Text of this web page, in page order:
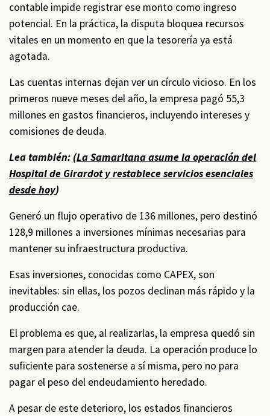
contable impide registrar ese monto como ingreso
potencial. En la práctica, la disputa bloquea recursos
vitales en un momento en que la tesorería ya está
agotada.
Las cuentas internas dejan ver un círculo vicioso. En los
primeros nueve meses del año, la empresa pagó 55,3
millones en gastos financieros, incluyendo intereses y
comisiones de deuda.
Lea también: (La Samaritana asume la operación del
Hospital de Girardot y restablece servicios esenciales
desde hoy)
Generó un flujo operativo de 136 millones, pero destinó
128,9 millones a inversiones mínimas necesarias para
mantener su infraestructura productiva.
Esas inversiones, conocidas como CAPEX, son
inevitables: sin ellas, los pozos declinan más rápido y la
producción cae.
El problema es que, al realizarlas, la empresa quedó sin
margen para atender la deuda. La operación produce lo
suficiente para sostenerse a sí misma, pero no para
pagar el peso del endeudamiento heredado.
A pesar de este deterioro, los estados financieros